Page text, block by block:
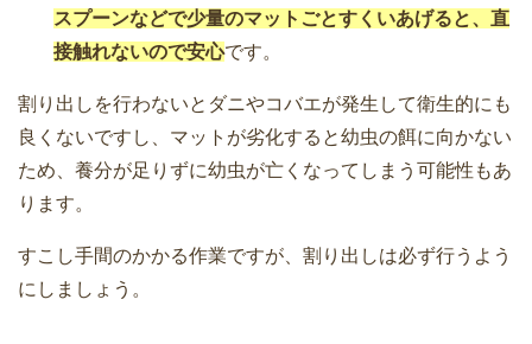
スプーンなどで少量のマットごとすくいあげると、直
接触れないので安心です。
割り出しを行わないとダニやコバエが発生して衛生的にも
良くないですし、マットが劣化すると幼虫の餌に向かない
ため、養分が足りずに幼虫が亡くなってしまう可能性もあ
ります。
すこし手間のかかる作業ですが、割り出しは必ず行うよう
にしましょう。